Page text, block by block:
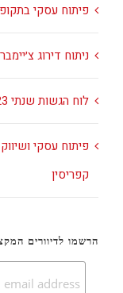
פיתוח עסקי
ניתוח דירוג
לוח הגשות שנתי 2023 – להוריד ולשמור
פיתוח עסקי
קפריסין
הרשמו לדיוורים